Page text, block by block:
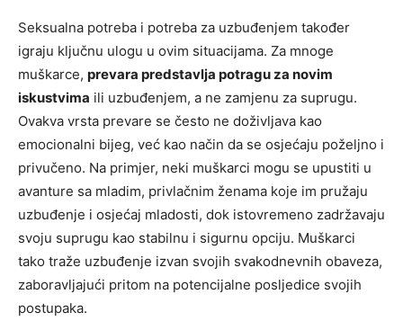
Seksualna potreba i potreba za uzbuđenjem također
igraju ključnu ulogu u ovim situacijama. Za mnoge
muškarce, prevara predstavlja potragu za novim
iskustvima ili uzbuđenjem, a ne zamjenu za suprugu.
Ovakva vrsta prevare se često ne doživljava kao
emocionalni bijeg, već kao način da se osjećaju poželjno i
privučeno. Na primjer, neki muškarci mogu se upustiti u
avanture sa mladim, privlačnim ženama koje im pružaju
uzbuđenje i osjećaj mladosti, dok istovremeno zadržavaju
svoju suprugu kao stabilnu i sigurnu opciju. Muškarci
tako traže uzbuđenje izvan svojih svakodnevnih obaveza,
zaboravljajući pritom na potencijalne posljedice svojih
postupaka.